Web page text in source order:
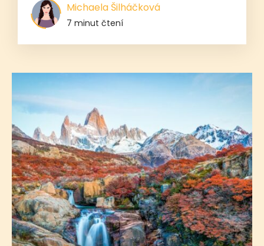
Michaela Šilháčková
7 minut čtení